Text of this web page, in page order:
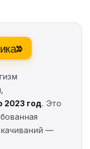
,
2023 год. Это
—